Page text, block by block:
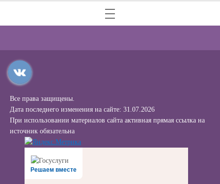
Все права защищены.
Дата последнего изменения на сайте: 31.07.2026
При использовании материалов сайта активная прямая ссылка на
источник обязательна
Решаем вместе